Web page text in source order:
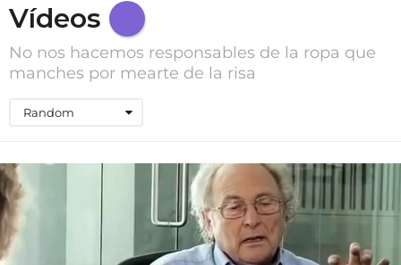
Vídeos
No nos hacemos responsables de la ropa que
manches por mearte de la risa
Random